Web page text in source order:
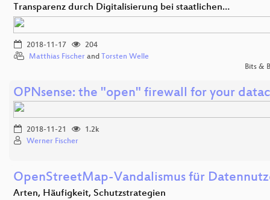
Transparenz durch Digitalisierung bei staatlichen…
2018-11-17
204
Matthias Fischer and Torsten Welle
Bits &
OPNsense: the "open" firewall for your
2018-11-21
1.2k
Werner Fischer
OpenStreetMap-Vandalismus für
Arten, Häufigkeit, Schutzstrategien